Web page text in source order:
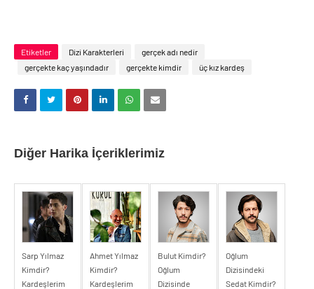
Etiketler Dizi Karakterleri
gerçek adı nedir
gerçekte kaç yaşındadır
gerçekte kimdir üç kız kardeş
Diğer Harika İçeriklerimiz
Sarp Yılmaz
Kimdir?
Kardeşlerim
Ahmet Yılmaz
Kimdir?
Kardeşlerim
Bulut Kimdir?
Oğlum
Dizisinde
Oğlum
Dizisindeki
Sedat Kimdir?